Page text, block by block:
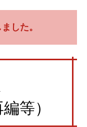
した。
等）